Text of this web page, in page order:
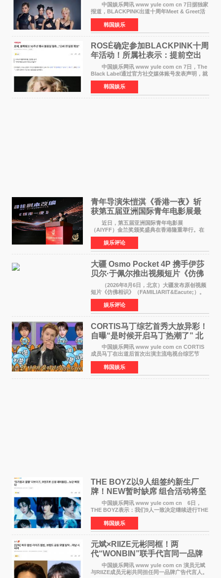
中国娱乐网讯 www yule com cn 7日据独家
报道，BLACKPINK出道十周年Meet & Greet活
动将由智秀、ROS&Eacute;、JENNIE出席，
LISA将缺席。 此前BLACKPINK所属社YG并
未为组合出道十周年做
韩国娱乐
ROSÉ确定参加BLACKPINK十周
年活动！所属社表示：提前空出
了时间
中国娱乐网讯 www yule com cn 7日，The
Black Label通过官方社交媒体账号发表声明，就
近期网络上关于ROS&Eacute;个人行程及是否参
加BLACKPINK出道纪念活动的种种猜测作出正
式回应。 Th
韩国娱乐
青年导演朱愷淇《香港一夜》斩
获第五届亚洲国际青年电影展最
佳剧本改编奖
近日，第五届亚洲国际青年电影展
（AIYFF）金兰奖颁奖盛典在香港隆重举行。在
这场汇聚数百位海内外电影人、文化界人士及媒
体代表的亚洲青年影视盛会上，香港本土电影
《香港一夜》（Dawn in Ho
娱乐评论
大疆 Osmo Pocket 4P 携手伊莎
贝尔·于佩尔推出视频短片《仿佛
相识》
（2026年8月6日，北京）大疆发布原创视频
短片《仿佛相识》（FAMILIARIT&Eacute;）。
视频短片由戛纳国际电影节最佳女演员伊莎贝尔·
于佩尔（Isabelle Huppert）主演，全程使用大
疆首款双主摄口
娱乐评论
CORTIS马丁综艺首秀大放异彩！
自曝“是时候开启马丁热潮了” 北
美巡演火热进行中
中国娱乐网讯 www yule com cn CORTIS
成员马丁在出道后首次出演主流电视台综艺节
目，展现了多才多艺的魅力。 马丁出演了5日
播出的MBC《Radio Star》Fashion与Passion
之间，I&lsquo;m
韩国娱乐
THE BOYZ以9人组签约新生厂
牌！NEW暂时缺席 组合活动将坚
定不移继续
中国娱乐网讯 www yule com cn 6日，
THE BOYZ表示：我们9人一致决定继续进行THE
BOYZ组合活动，并且已经完成了组合团体活动
签约。目前正在新生厂牌下进行活动准备。尚未
离开THE BOYZ原所
韩国娱乐
元斌×RIIZE元彬同框！两
代“WONBIN”联手代言同一品牌
颜值天花板合体
中国娱乐网讯 www yule com cn 演员元斌
与RIIZE成员元彬共同担任同一品牌广告代言人。